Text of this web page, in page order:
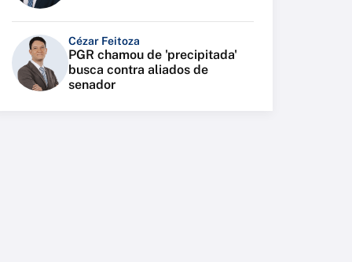
Cézar Feitoza
PGR chamou de 'precipitada'
busca contra aliados de
senador